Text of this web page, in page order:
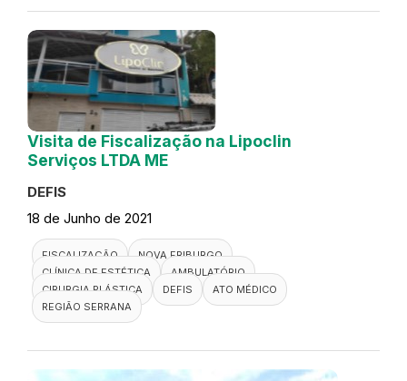
Visita de Fiscalização na Lipoclin
Serviços LTDA ME
DEFIS
18 de Junho de 2021
FISCALIZAÇÃO
NOVA FRIBURGO
CLÍNICA DE ESTÉTICA
AMBULATÓRIO
CIRURGIA PLÁSTICA
DEFIS
ATO MÉDICO
REGIÃO SERRANA